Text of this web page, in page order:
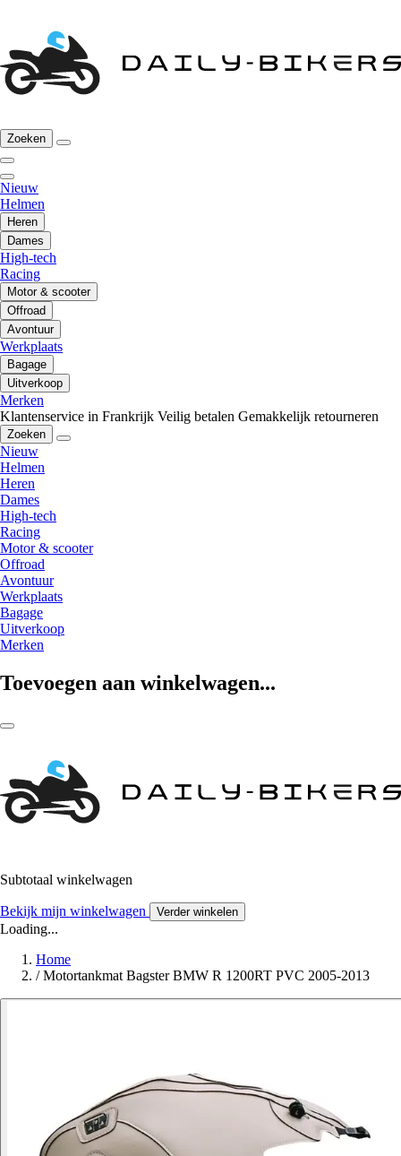
Zoeken
Nieuw
Helmen
Heren
Dames
High-tech
Racing
Motor & scooter
Offroad
Avontuur
Werkplaats
Bagage
Uitverkoop
Merken
Klantenservice in Frankrijk Veilig betalen Gemakkelijk retourneren
Zoeken
Nieuw
Helmen
Heren
Dames
High-tech
Racing
Motor & scooter
Offroad
Avontuur
Werkplaats
Bagage
Uitverkoop
Merken
Toevoegen aan winkelwagen...
Subtotaal winkelwagen
Bekijk mijn winkelwagen Verder winkelen
Loading...
Home
/ Motortankmat Bagster BMW R 1200RT PVC 2005-2013